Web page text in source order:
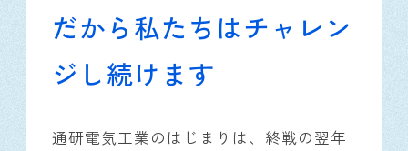
だから私たちはチャレン
ジし続けます
通研電気工業のはじまりは、終戦の翌年